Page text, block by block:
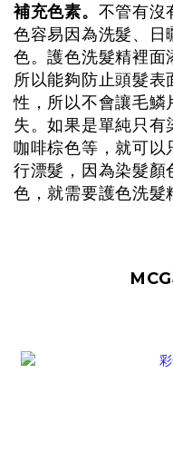
補充色素。 不管有沒
色容易因為洗髮、日
色。護色洗髮精裡面
所以能夠防止頭髮
性，所以不會讓毛鱗
失。如果是單純只有
咖啡棕色等，就可以
行漂髮，因為染髮顏
色，就需要護色洗髮